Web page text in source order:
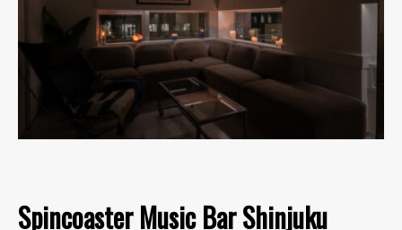
Spincoaster Music Bar Shinjuku